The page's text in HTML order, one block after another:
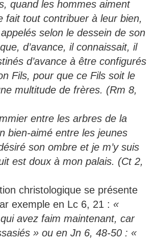
quand les hommes aiment
fait tout contribuer à leur bien,
selon le dessein de son
d’avance, il connaissait, il
d’avance à être configurés
Fils, pour que ce Fils soit le
multitude de frères. (Rm 8,
entre les arbres de la
bien-aimé entre les jeunes
son ombre et je m’y suis
est doux à mon palais. (Ct 2,
christologique se présente
exemple en Lc 6, 21 : «
avez faim maintenant, car
» ou en Jn 6, 48-50 : «